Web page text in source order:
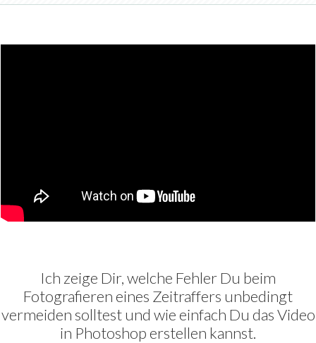
Ich zeige Dir, welche Fehler Du beim
Fotografieren eines Zeitraffers unbedingt
vermeiden solltest und wie einfach Du das Video
in Photoshop erstellen kannst.